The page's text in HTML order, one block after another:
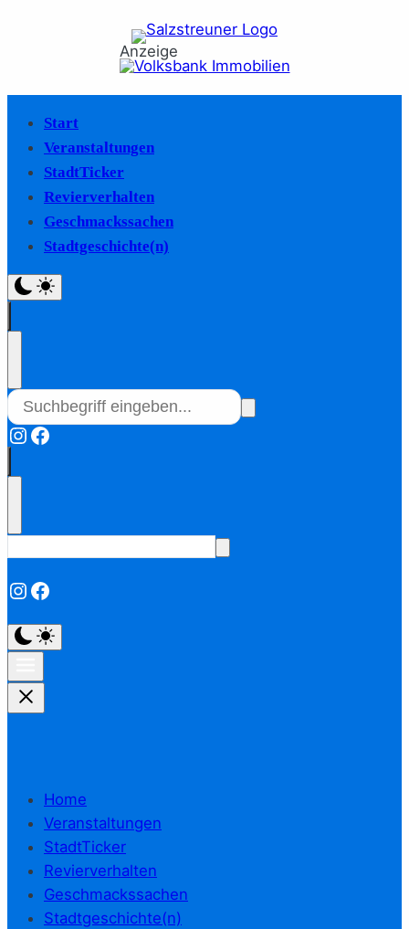
Anzeige
Start
Veranstaltungen
StadtTicker
Revierverhalten
Geschmackssachen
Stadtgeschichte(n)
Instagram
Facebook
Instagram
Facebook
Home
Veranstaltungen
StadtTicker
Revierverhalten
Geschmackssachen
Stadtgeschichte(n)